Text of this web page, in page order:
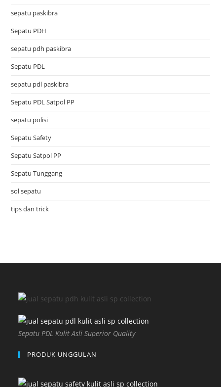
sepatu paskibra
Sepatu PDH
sepatu pdh paskibra
Sepatu PDL
sepatu pdl paskibra
Sepatu PDL Satpol PP
sepatu polisi
Sepatu Safety
Sepatu Satpol PP
Sepatu Tunggang
sol sepatu
tips dan trick
Sepatu PDL Kulit Asli Superior Quality
PRODUK UNGGULAN